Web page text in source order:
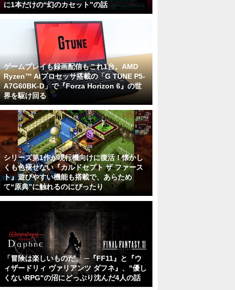
に1本だけの“幻のカセット”の話
ゲームプレイも録画配信もこれ1台。AMD
Ryzen™ AIプロセッサ搭載の「G TUNE P5-
A7G60BK-D」で『Forza Horizon 6』の世
界を駆け回る
シリーズ第1作が現行機向けに復活！懐かし
くも色褪せない『カルドセプト ザ ファース
ト』遊びやすい機能も搭載で、あらため
て“原典”に触れるのにぴったり
「冒険は楽しいものだ」 ─『FF11』と『ウ
ィザードリィ ヴァリアンツ ダフネ』、"優し
くないRPG"の沼にどっぷり沈んだ4人の話